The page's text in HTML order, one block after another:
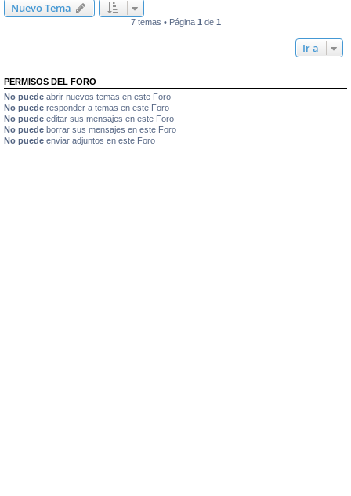
Nuevo Tema
7 temas • Página 1 de 1
Ir a
PERMISOS DEL FORO
No puede abrir nuevos temas en este Foro
No puede responder a temas en este Foro
No puede editar sus mensajes en este Foro
No puede borrar sus mensajes en este Foro
No puede enviar adjuntos en este Foro